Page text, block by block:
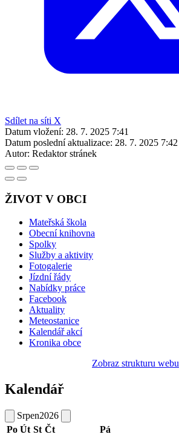
Sdílet na síti X
Datum vložení: 28. 7. 2025 7:41
Datum poslední aktualizace: 28. 7. 2025 7:42
Autor: Redaktor stránek
ŽIVOT V OBCI
Mateřská škola
Obecní knihovna
Spolky
Služby a aktivity
Fotogalerie
Jízdní řády
Nabídky práce
Facebook
Aktuality
Meteostanice
Kalendář akcí
Kronika obce
Zobraz strukturu webu
Kalendář
Srpen2026
Po Út St Čt Pá